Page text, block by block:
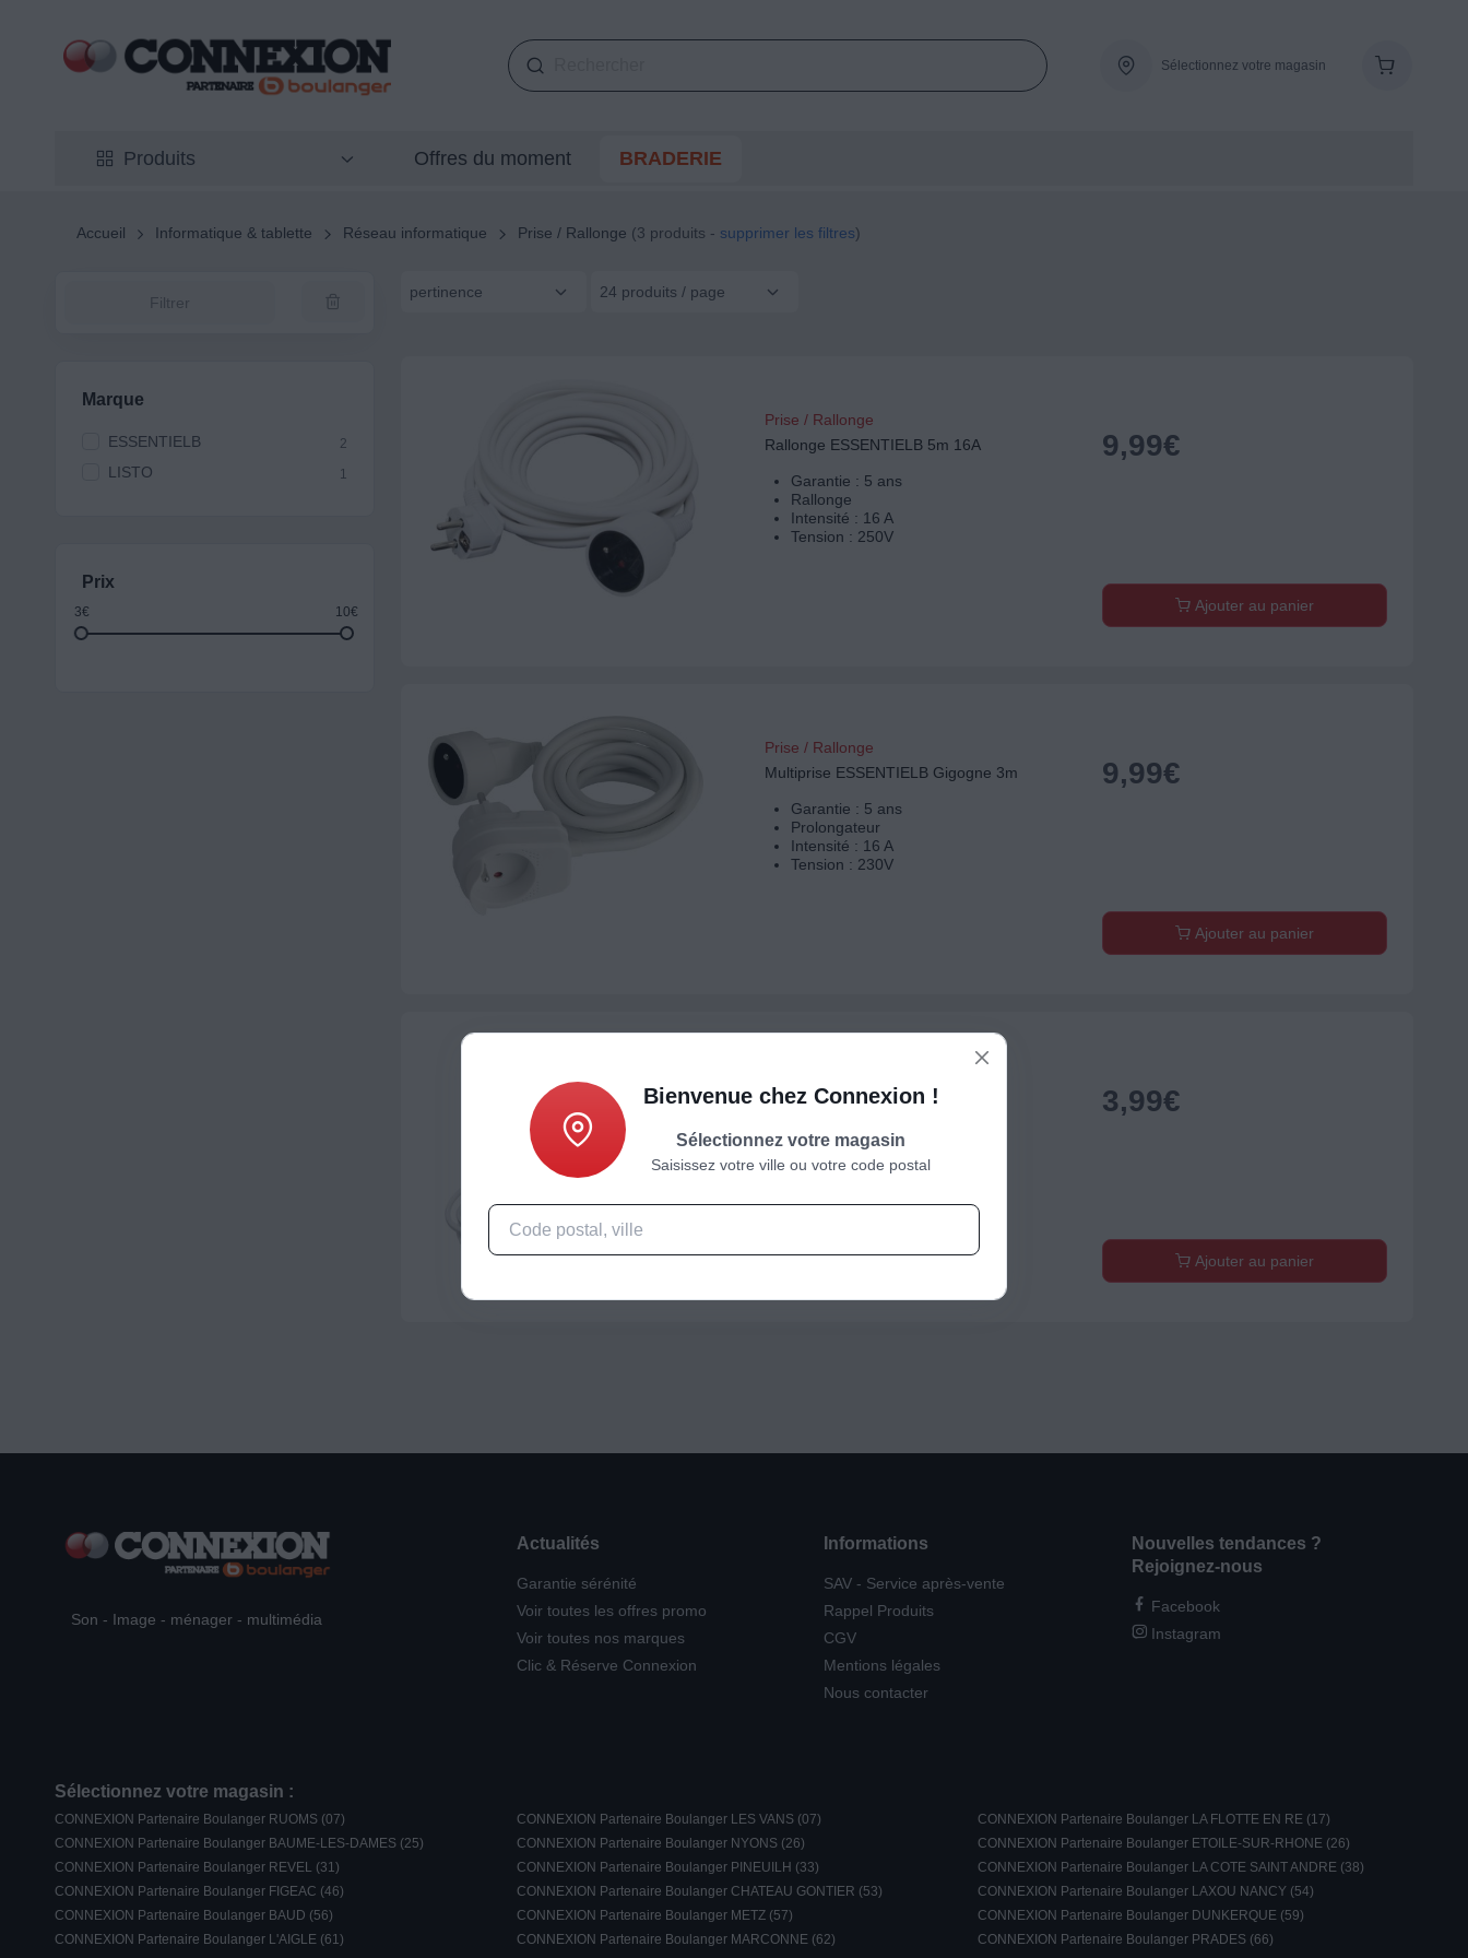
Sélectionnez votre magasin
Produits Offres du moment BRADERIE
Accueil Informatique & tablette Réseau informatique Prise / Rallonge (3 produits - supprimer les filtres)
Filtrer
Marque
ESSENTIELB 2
LISTO 1
Prix
3€ 10€
pertinence 24 produits / page
Prise / Rallonge
Rallonge ESSENTIELB 5m 16A
Garantie : 5 ans
Rallonge
Intensité : 16 A
Tension : 250V
9,99€
Ajouter au panier
Prise / Rallonge
Multiprise ESSENTIELB Gigogne 3m
Garantie : 5 ans
Prolongateur
Intensité : 16 A
Tension : 230V
9,99€
Ajouter au panier
Rallonge LISTO 3m 6A
Garantie : 5 ans
Intensité : 6 A
3,99€
Ajouter au panier
Son - Image - ménager - multimédia
Actualités
Garantie sérénité
Voir toutes les offres promo
Voir toutes nos marques
Clic & Réserve Connexion
Informations
SAV - Service après-vente
Rappel Produits
CGV
Mentions légales
Nous contacter
Nouvelles tendances ?
Rejoignez-nous
Facebook
Instagram
Sélectionnez votre magasin :
CONNEXION Partenaire Boulanger RUOMS (07) CONNEXION Partenaire Boulanger LES VANS (07)
CONNEXION Partenaire Boulanger LA FLOTTE EN RE (17)
CONNEXION Partenaire Boulanger BAUME-LES-DAMES (25)
CONNEXION Partenaire Boulanger NYONS (26)
CONNEXION Partenaire Boulanger ETOILE-SUR-RHONE (26)
CONNEXION Partenaire Boulanger REVEL (31)
CONNEXION Partenaire Boulanger PINEUILH (33)
CONNEXION Partenaire Boulanger LA COTE SAINT ANDRE (38)
CONNEXION Partenaire Boulanger FIGEAC (46)
CONNEXION Partenaire Boulanger CHATEAU GONTIER (53)
CONNEXION Partenaire Boulanger LAXOU NANCY (54)
CONNEXION Partenaire Boulanger BAUD (56)
CONNEXION Partenaire Boulanger METZ (57)
CONNEXION Partenaire Boulanger DUNKERQUE (59)
CONNEXION Partenaire Boulanger L'AIGLE (61)
CONNEXION Partenaire Boulanger MARCONNE (62)
CONNEXION Partenaire Boulanger PRADES (66)
Bienvenue chez Connexion !
Sélectionnez votre magasin
Saisissez votre ville ou votre code postal